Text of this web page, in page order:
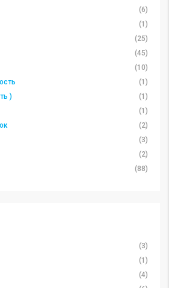
(6)
(1)
(25)
(45)
(10)
(1)
)
(1)
(1)
(2)
(3)
(2)
(88)
(3)
(1)
(4)